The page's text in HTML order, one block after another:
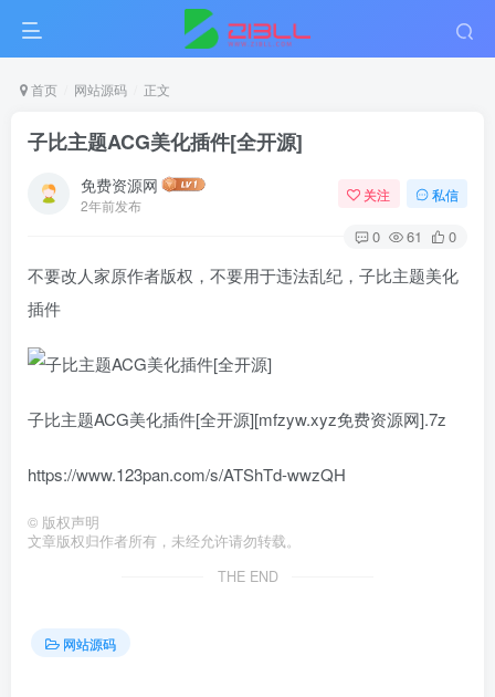
首页 网站源码 正文
子比主题ACG美化插件[全开源]
免费资源网
2年前发布
关注 私信
0 61 0
不要改人家原作者版权，不要用于违法乱纪，子比主题美化
插件
子比主题ACG美化插件[全开源][mfzyw.xyz免费资源网].7z
https://www.123pan.com/s/ATShTd-wwzQH
© 版权声明
文章版权归作者所有，未经允许请勿转载。
THE END
网站源码